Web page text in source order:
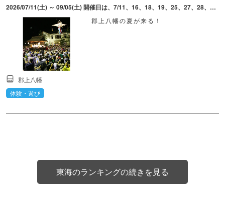
2026/07/11(土) ～ 09/05(土) 開催日は、7/11、16、18、19、25、27、28、30、8/1～5、7～11、13～16、18～20、22、24、29、30、9/5。日によって会場・時間は異なる。
郡上八幡の夏が来る！
郡上八幡
体験・遊び
東海のランキングの続きを見る